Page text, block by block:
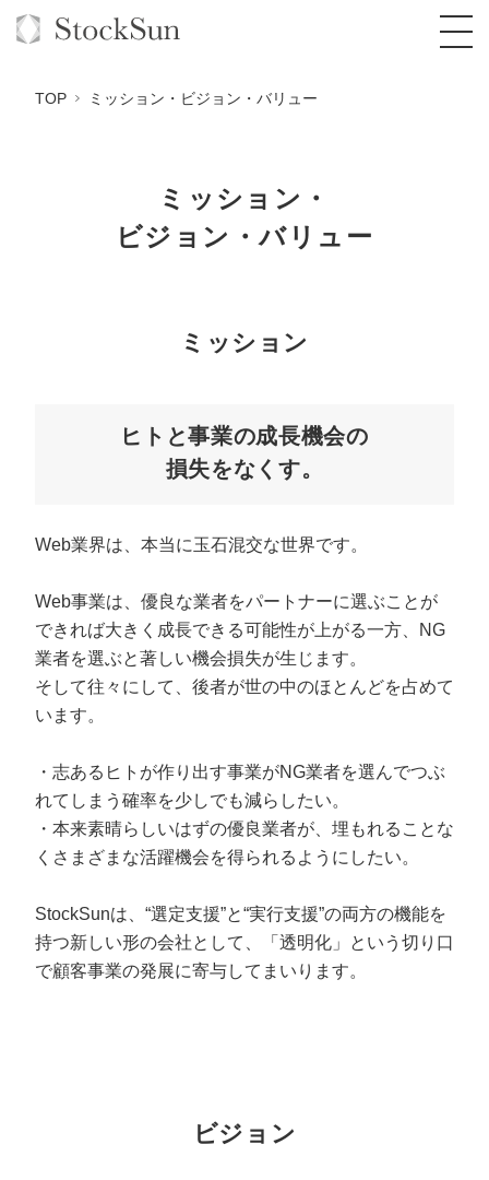
オーダーメイド支援
クレーム窓口
定額制採用代行・RPO『トルトルくん』
営業改善特化の動画制作『動画でカリトルく
定額LINE運用代行『LINEマキトルくん』
格安でAI導入支援『あいのりAI』
1本無料で記事を制作『SEOトライアル』
採用YouTubeチャンネル構築『トリトル』
広告運用
YouTubeディレクター
会社概要・役員紹介
ミッション・ビジョン・バリュー
代表メッセージ（岩野圭佑）
取締役メッセージ（株本祐己）
業務委託
動画ディレクター
営業
正社員
マーケマネージャー
TOP ミッション・ビジョン・バリュー
ミッション・
ビジョン・バリュー
ミッション
ヒトと事業の成長機会の
損失をなくす。
Web業界は、本当に玉石混交な世界です。
Web事業は、優良な業者をパートナーに選ぶことが
できれば大きく成長できる可能性が上がる一方、NG
業者を選ぶと著しい機会損失が生じます。
そして往々にして、後者が世の中のほとんどを占めて
います。
・志あるヒトが作り出す事業がNG業者を選んでつぶ
れてしまう確率を少しでも減らしたい。
・本来素晴らしいはずの優良業者が、埋もれることな
くさまざまな活躍機会を得られるようにしたい。
StockSunは、“選定支援”と“実行支援”の両方の機能を
持つ新しい形の会社として、「透明化」という切り口
で顧客事業の発展に寄与してまいります。
ビジョン